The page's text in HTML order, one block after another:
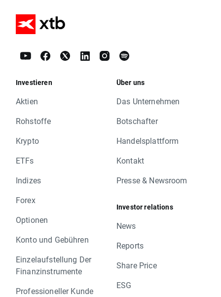
Investieren
Aktien
Rohstoffe
Krypto
ETFs
Indizes
Forex
Optionen
Konto und Gebühren
Einzelaufstellung Der
Finanzinstrumente
Professioneller Kunde
Über uns
Das Unternehmen
Botschafter
Handelsplattform
Kontakt
Presse & Newsroom
Investor relations
News
Reports
Share Price
ESG